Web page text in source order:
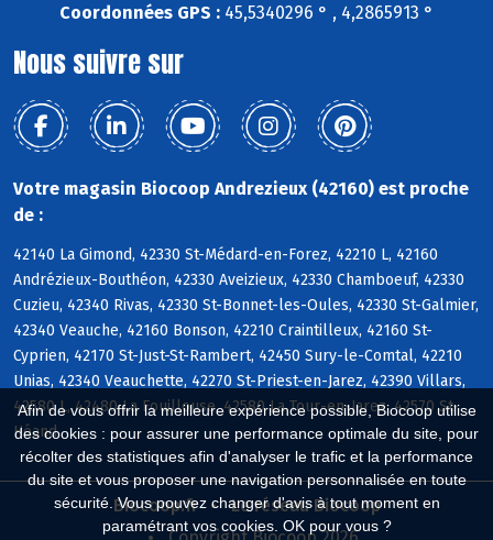
Afin de vous offrir la meilleure expérience possible, Biocoop utilise
des cookies : pour assurer une performance optimale du site, pour
récolter des statistiques afin d'analyser le trafic et la performance
du site et vous proposer une navigation personnalisée en toute
sécurité. Vous pouvez changer d'avis à tout moment en
paramétrant vos cookies. OK pour vous ?
Coordonnées GPS : 45,5340296 ° , 4,2865913 °
Nous suivre sur
Votre magasin Biocoop Andrezieux (42160) est proche
de :
42140 La Gimond, 42330 St-Médard-en-Forez, 42210 L, 42160
Andrézieux-Bouthéon, 42330 Aveizieux, 42330 Chamboeuf, 42330
Cuzieu, 42340 Rivas, 42330 St-Bonnet-les-Oules, 42330 St-Galmier,
42340 Veauche, 42160 Bonson, 42210 Craintilleux, 42160 St-
Cyprien, 42170 St-Just-St-Rambert, 42450 Sury-le-Comtal, 42210
Unias, 42340 Veauchette, 42270 St-Priest-en-Jarez, 42390 Villars,
42580 L, 42480 La Fouillouse, 42580 La Tour-en-Jarez, 42570 St-
Héand
Biocoop.fr
Le réseau Biocoop